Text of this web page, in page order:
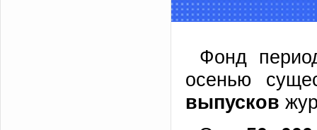
Фонд
осенью
выпусков